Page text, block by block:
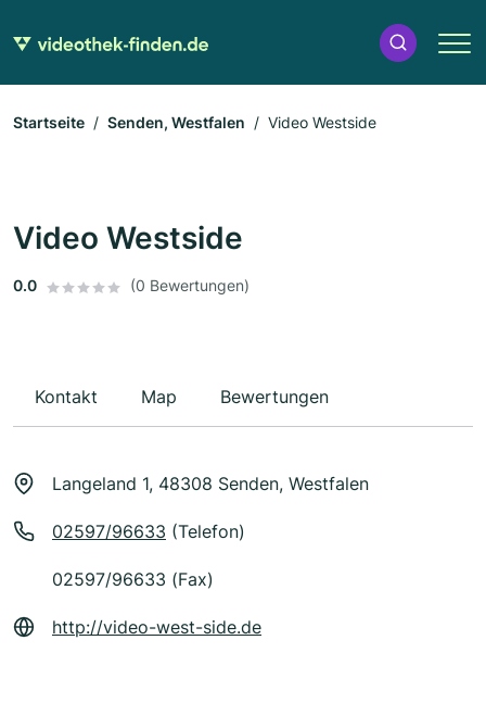
Startseite Senden, Westfalen Video Westside
Video Westside
0.0 (0 Bewertungen)
Kontakt Map Bewertungen
Langeland 1, 48308 Senden, Westfalen
02597/96633 (Telefon)
02597/96633 (Fax)
http://video-west-side.de